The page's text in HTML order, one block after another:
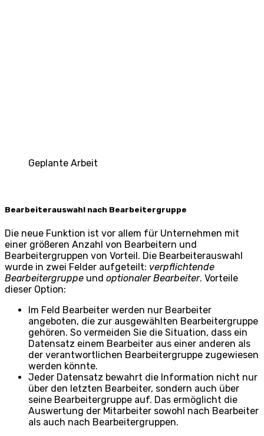
Geplante Arbeit
Bearbeiterauswahl nach Bearbeitergruppe
Die neue Funktion ist vor allem für Unternehmen mit
einer größeren Anzahl von Bearbeitern und
Bearbeitergruppen von Vorteil. Die Bearbeiterauswahl
wurde in zwei Felder aufgeteilt: verpflichtende
Bearbeitergruppe und optionaler Bearbeiter. Vorteile
dieser Option:
Im Feld Bearbeiter werden nur Bearbeiter
angeboten, die zur ausgewählten Bearbeitergruppe
gehören. So vermeiden Sie die Situation, dass ein
Datensatz einem Bearbeiter aus einer anderen als
der verantwortlichen Bearbeitergruppe zugewiesen
werden könnte.
Jeder Datensatz bewahrt die Information nicht nur
über den letzten Bearbeiter, sondern auch über
seine Bearbeitergruppe auf. Das ermöglicht die
Auswertung der Mitarbeiter sowohl nach Bearbeiter
als auch nach Bearbeitergruppen.